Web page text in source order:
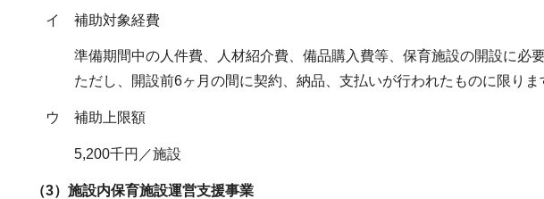
イ 補助対象経費
準備期間中の人件費、人材紹介費、備品購入費等、保育施設の開設に必要
ただし、開設前6ヶ月の間に契約、納品、支払いが行われたものに限りま
ウ 補助上限額
5,200千円／施設
（3）施設内保育施設運営支援事業